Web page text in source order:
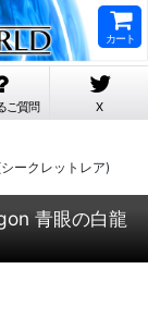
カート
ご質問 X
ークレットレア)
青眼の白龍